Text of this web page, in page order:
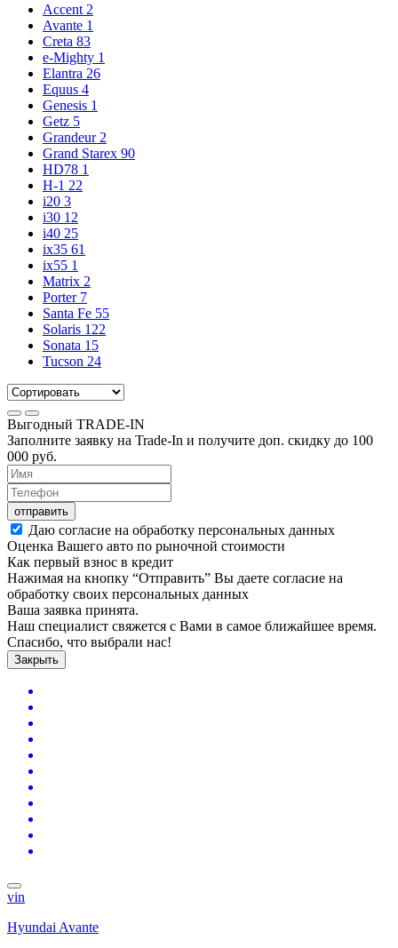
Accent 2
Avante 1
Creta 83
e-Mighty 1
Elantra 26
Equus 4
Genesis 1
Getz 5
Grandeur 2
Grand Starex 90
HD78 1
H-1 22
i20 3
i30 12
i40 25
ix35 61
ix55 1
Matrix 2
Porter 7
Santa Fe 55
Solaris 122
Sonata 15
Tucson 24
Выгодный TRADE-IN
Заполните заявку на Trade-In и получите доп. скидку до 100
000 руб.
отправить
Даю согласие на обработку персональных данных
Оценка Вашего авто по рыночной стоимости
Как первый взнос в кредит
Нажимая на кнопку “Отправить” Вы даете согласие на
обработку своих персональных данных
Ваша заявка принята.
Наш специалист свяжется с Вами в самое ближайшее время.
Спасибо, что выбрали нас!
Закрыть
vin
Hyundai Avante